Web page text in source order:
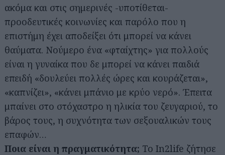
ακόμα και στις σημερινές -υποτίθεται-
προοδευτικές κοινωνίες και παρόλο που η
επιστήμη έχει αποδείξει ότι μπορεί να κάνει
θαύματα. Νούμερο ένα «φταίχτης» για πολλούς
είναι η γυναίκα που δε μπορεί να κάνει παιδιά
επειδή «δουλεύει πολλές ώρες και κουράζεται»,
«καπνίζει», «κάνει μπάνιο με κρύο νερό». Έπειτα
μπαίνει στο στόχαστρο η ηλικία του ζευγαριού, το
βάρος τους, η συχνότητα των σεξουαλικών τους
επαφών…
Ποια είναι η πραγματικότητα; Το In2life ζήτησε